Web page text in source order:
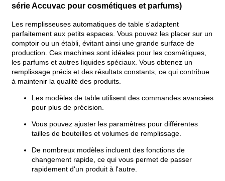
série Accuvac pour cosmétiques et parfums)
Les remplisseuses automatiques de table s'adaptent
parfaitement aux petits espaces. Vous pouvez les placer sur un
comptoir ou un établi, évitant ainsi une grande surface de
production. Ces machines sont idéales pour les cosmétiques,
les parfums et autres liquides spéciaux. Vous obtenez un
remplissage précis et des résultats constants, ce qui contribue
à maintenir la qualité des produits.
Les modèles de table utilisent des commandes avancées
pour plus de précision.
Vous pouvez ajuster les paramètres pour différentes
tailles de bouteilles et volumes de remplissage.
De nombreux modèles incluent des fonctions de
changement rapide, ce qui vous permet de passer
rapidement d'un produit à l'autre.